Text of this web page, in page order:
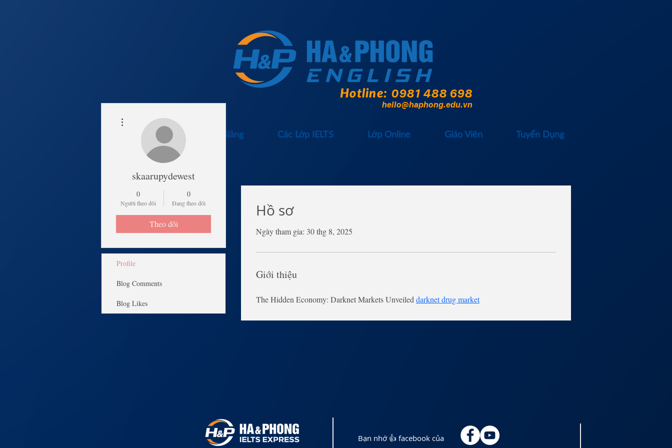
Hotline: 0981 488 698
hello@haphong.edu.vn
Trang Chủ Lịch Khai Giảng Các Lớp IELTS Lớp Online Giáo Viên Tuyển Dụng
Hồ sơ
Ngày tham gia: 30 thg 8, 2025
Giới thiệu
The Hidden Economy: Darknet Markets Unveiled darknet drug market
skaarupydewest
0
Người theo dõi
0
Đang theo dõi
Theo dõi
Profile
Blog Comments
Blog Likes
Bạn nhớ 👍 facebook của